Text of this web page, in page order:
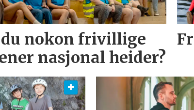
nokon frivillige
nasjonal heider?